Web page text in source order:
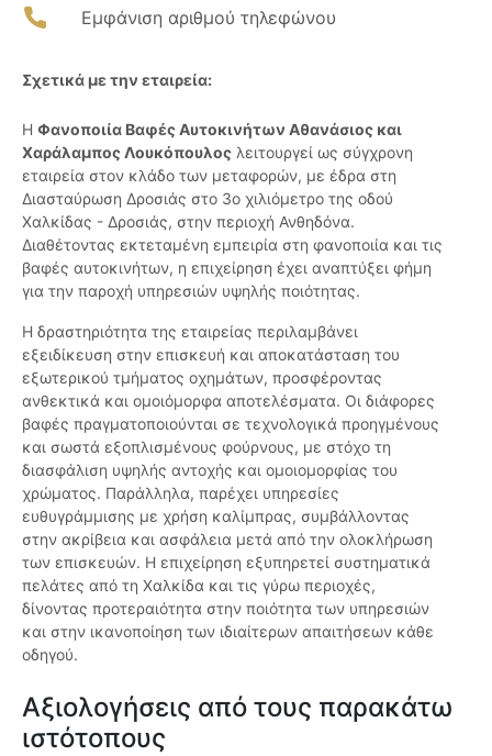
Εμφάνιση αριθμού τηλεφώνου
Σχετικά με την εταιρεία:
Η Φανοποιία Βαφές Αυτοκινήτων Αθανάσιος και
Χαράλαμπος Λουκόπουλος λειτουργεί ως σύγχρονη
εταιρεία στον κλάδο των μεταφορών, με έδρα στη
Διασταύρωση Δροσιάς στο 3ο χιλιόμετρο της οδού
Χαλκίδας - Δροσιάς, στην περιοχή Ανθηδόνα.
Διαθέτοντας εκτεταμένη εμπειρία στη φανοποιία και τις
βαφές αυτοκινήτων, η επιχείρηση έχει αναπτύξει φήμη
για την παροχή υπηρεσιών υψηλής ποιότητας.
Η δραστηριότητα της εταιρείας περιλαμβάνει
εξειδίκευση στην επισκευή και αποκατάσταση του
εξωτερικού τμήματος οχημάτων, προσφέροντας
ανθεκτικά και ομοιόμορφα αποτελέσματα. Οι διάφορες
βαφές πραγματοποιούνται σε τεχνολογικά προηγμένους
και σωστά εξοπλισμένους φούρνους, με στόχο τη
διασφάλιση υψηλής αντοχής και ομοιομορφίας του
χρώματος. Παράλληλα, παρέχει υπηρεσίες
ευθυγράμμισης με χρήση καλίμπρας, συμβάλλοντας
στην ακρίβεια και ασφάλεια μετά από την ολοκλήρωση
των επισκευών. Η επιχείρηση εξυπηρετεί συστηματικά
πελάτες από τη Χαλκίδα και τις γύρω περιοχές,
δίνοντας προτεραιότητα στην ποιότητα των υπηρεσιών
και στην ικανοποίηση των ιδιαίτερων απαιτήσεων κάθε
οδηγού.
Αξιολογήσεις από τους παρακάτω
ιστότοπους